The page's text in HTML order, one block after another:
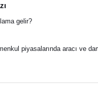
gelir?
piyasalarında aracı ve